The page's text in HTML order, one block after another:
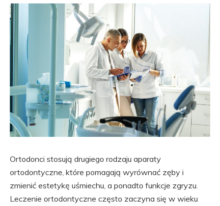
Ortodonci stosują drugiego rodzaju aparaty
ortodontyczne, które pomagają wyrównać zęby i
zmienić estetykę uśmiechu, a ponadto funkcje zgryzu.
Leczenie ortodontyczne często zaczyna się w wieku